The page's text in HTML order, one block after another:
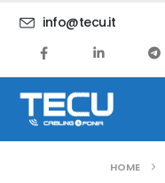
info@tecu.it
HOME